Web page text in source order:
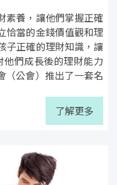
素養，讓他們掌握正確
恰當的金錢價值觀和理
子正確的理財知識，讓
們成長後的理財能力
公會）推出了一套名
了解更多